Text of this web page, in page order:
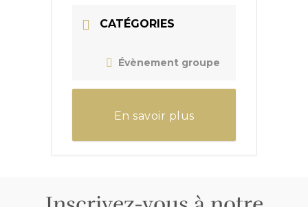
CATÉGORIES
Évènement groupe
En savoir plus